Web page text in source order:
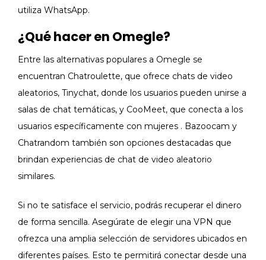
utiliza WhatsApp.
¿Qué hacer en Omegle?
Entre las alternativas populares a Omegle se
encuentran Chatroulette, que ofrece chats de video
aleatorios, Tinychat, donde los usuarios pueden unirse a
salas de chat temáticas, y CooMeet, que conecta a los
usuarios específicamente con mujeres . Bazoocam y
Chatrandom también son opciones destacadas que
brindan experiencias de chat de video aleatorio
similares.
Si no te satisface el servicio, podrás recuperar el dinero
de forma sencilla. Asegúrate de elegir una VPN⁤ que
ofrezca ⁤una amplia selección de⁣ servidores ubicados en
diferentes países. Esto te ⁣permitirá‌ conectar desde una